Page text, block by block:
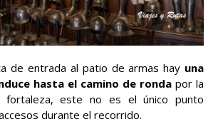
de entrada al patio de armas hay una
hasta el camino de ronda por la
este no es el único punto
durante el recorrido.